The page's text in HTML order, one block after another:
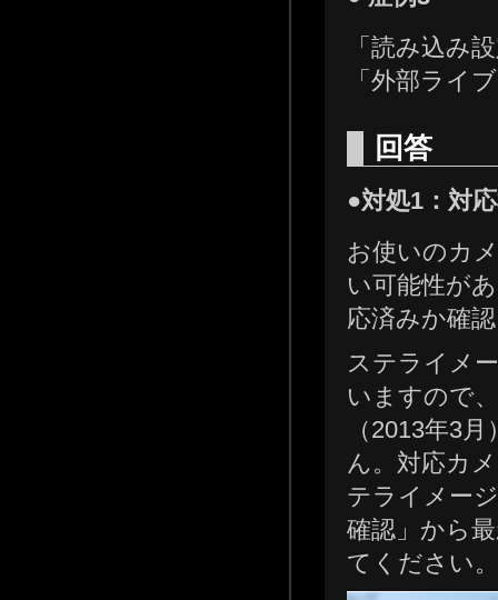
「読み込み
「外部ライ
回答
●対処1：対
お使いのカ
い可能性が
応済みか確
ステライメ
いますので
（2013年3
ん。対応カ
テライメー
確認」から
てください。